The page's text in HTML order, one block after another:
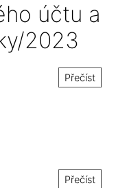
účtu a
2023
Přečíst
Přečíst